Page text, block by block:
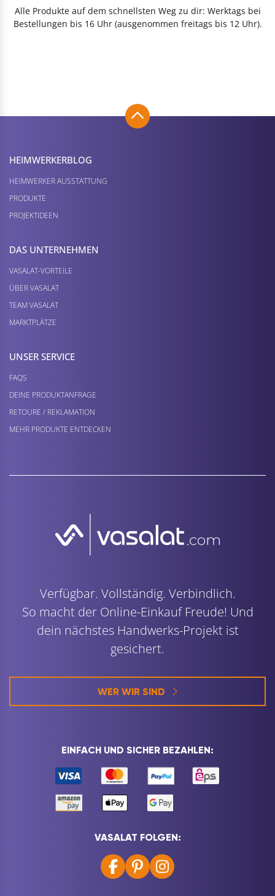
Alle Produkte auf dem schnellsten Weg zu dir: Werktags bei
Bestellungen bis 16 Uhr (ausgenommen freitags bis 12 Uhr).
HEIMWERKER­BLOG
HEIMWERKER AUSSTATTUNG
PRODUKTE
PROJEKTIDEEN
DAS UNTERNEHMEN
VASALAT-VORTEILE
ÜBER VASALAT
TEAM VASALAT
MARKTPLÄTZE
UNSER SERVICE
FAQS
DEINE PRODUKTANFRAGE
RETOURE / REKLAMATION
MEHR PRODUKTE ENTDECKEN
Verfügbar. Vollständig. Verbindlich.
So macht der Online-Einkauf Freude! Und
dein nächstes Handwerks-Projekt ist
gesichert.
WER WIR SIND
EINFACH UND SICHER BEZAHLEN:
VASALAT FOLGEN: